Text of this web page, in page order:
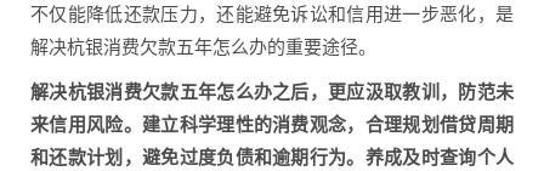
不仅能降低还款压力，还能避免诉讼和信用进一步恶化，是
解决杭银消费欠款五年怎么办的重要途径。
解决杭银消费欠款五年怎么办之后，更应汲取教训，防范未
来信用风险。建立科学理性的消费观念，合理规划借贷周期
和还款计划，避免过度负债和逾期行为。养成及时查询个人